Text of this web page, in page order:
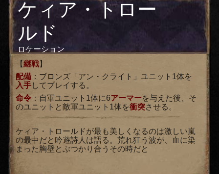
ケィア・トロー
ルド
ロケーション
【継戦】
配備 ：ブロンズ「アン・クライト」ユニット1体を
入手してプレイする。
命令 ：自軍ユニット1体に6アーマーを与えた後、そ
のユニットと敵軍ユニット1体を衝突させる。
ケィア・トロールドが最も美しくなるのは激しい嵐
の最中だと吟遊詩人は語る。荒れ狂う波が、血に染
まった胸壁とぶつかり合うその時だと